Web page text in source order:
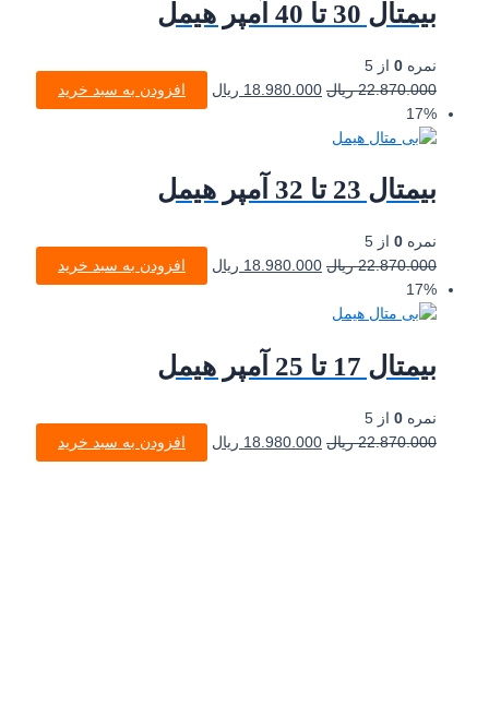
بیمتال 30 تا 40 آمپر هیمل
نمره 0 از 5
22.870.000 ریال 18.980.000 ریال
افزودن به سبد خرید
17%
بیمتال 23 تا 32 آمپر هیمل
نمره 0 از 5
22.870.000 ریال 18.980.000 ریال
افزودن به سبد خرید
17%
بیمتال 17 تا 25 آمپر هیمل
نمره 0 از 5
22.870.000 ریال 18.980.000 ریال افزودن به سبد خرید